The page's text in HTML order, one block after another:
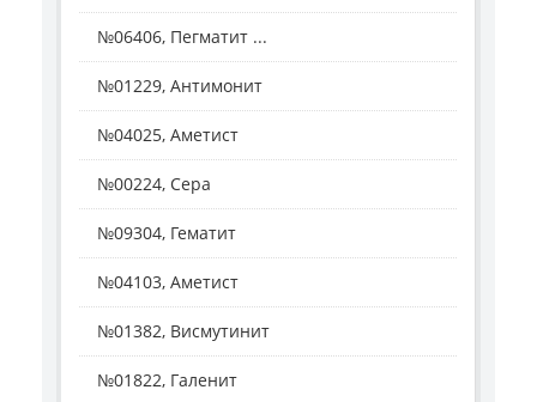
№06406, Пегматит ...
№01229, Антимонит
№04025, Аметист
№00224, Сера
№09304, Гематит
№04103, Аметист
№01382, Висмутинит
№01822, Галенит